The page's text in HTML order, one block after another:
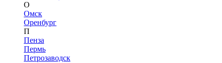
О
Омск
Оренбург
П
Пенза
Пермь
Петрозаводск